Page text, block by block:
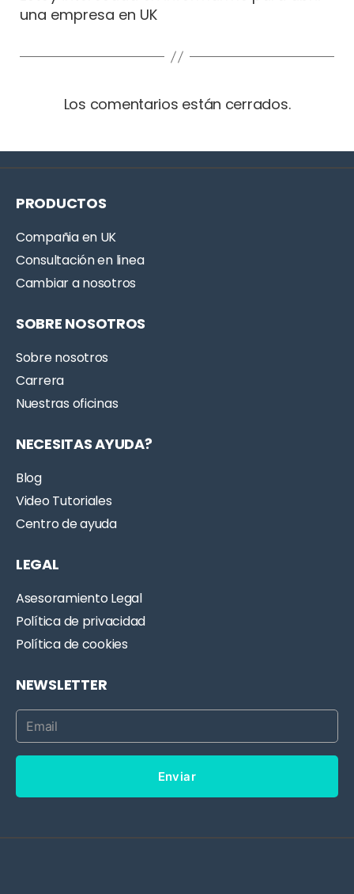
una empresa en UK
Los comentarios están cerrados.
PRODUCTOS
Compañia en UK
Consultación en linea
Cambiar a nosotros
SOBRE NOSOTROS
Sobre nosotros
Carrera
Nuestras oficinas
NECESITAS AYUDA?
Blog
Video Tutoriales
Centro de ayuda
LEGAL
Asesoramiento Legal
Política de privacidad
Política de cookies
NEWSLETTER
Enviar